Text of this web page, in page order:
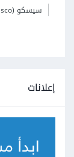
سيسكو (Cisco)
إعلانات